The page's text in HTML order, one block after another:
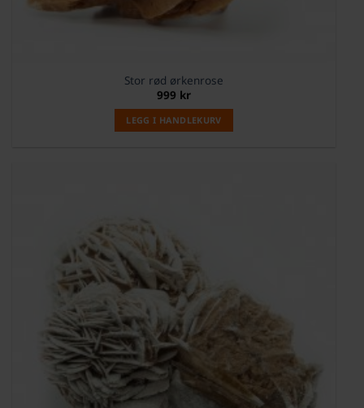
Stor rød ørkenrose
999 kr
LEGG I HANDLEKURV